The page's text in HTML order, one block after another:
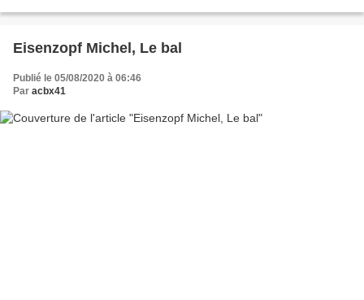
Eisenzopf Michel, Le bal
Publié le 05/08/2020 à 06:46
Par acbx41